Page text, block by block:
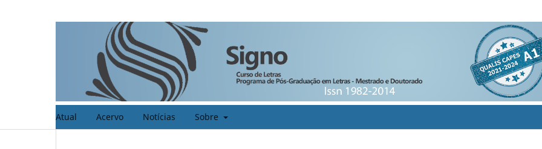
Atual Acervo Notícias Sobre